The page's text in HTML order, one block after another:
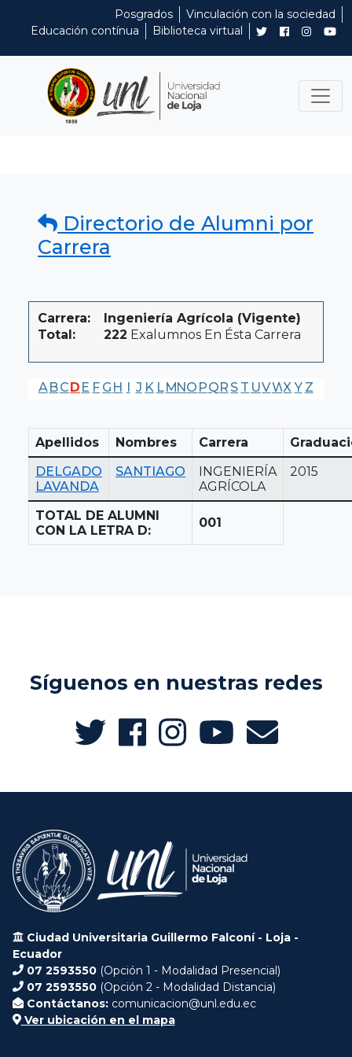
Posgrados
Vinculación con la sociedad
Educación contínua
Biblioteca virtual
Directorio de Alumni por
Carrera
Carrera:
Ingeniería Agrícola (Vigente)
Total:
222 Exalumnos En Ésta Carrera
A BCD E F G H I J K LMNO PQR S T UVWX Y Z
Apellidos Nombres Carrera
DELGADO
LAVANDA
SANTIAGO
INGENIERÍA
AGRÍCOLA
2015
TOTAL DE ALUMNI
CON LA LETRA D:
001
Síguenos en nuestras redes
Ciudad Universitaria Guillermo Falconí - Loja -
Ecuador
07 2593550 (Opción 1 - Modalidad Presencial)
07 2593550 (Opción 2 - Modalidad Distancia)
Contáctanos: comunicacion@unl.edu.ec
Ver ubicación en el mapa